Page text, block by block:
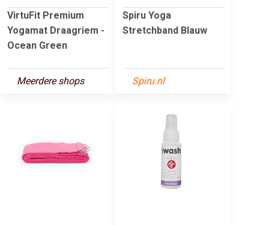
VirtuFit Premium
Yogamat Draagriem -
Ocean Green
Meerdere shops
Spiru Yoga
Stretchband Blauw
Spiru.nl